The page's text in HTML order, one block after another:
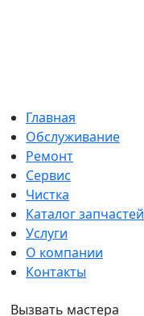
Главная
Обслуживание
Ремонт
Сервис
Чистка
Каталог запчастей
Услуги
О компании
Контакты
Вызвать мастера